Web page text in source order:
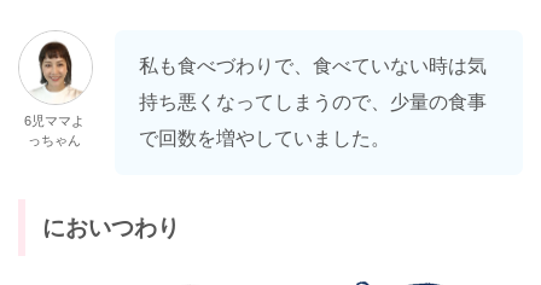
6児ママよ
っちゃん
私も食べづわりで、食べていない時は気
持ち悪くなってしまうので、少量の食事
で回数を増やしていました。
においつわり